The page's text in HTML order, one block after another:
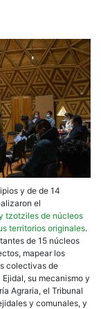
y de de 14
el
tzotziles de núcleos
territorios originales.
de 15 núcleos
mapear los
colectivas de
su mecanismo y
Agraria, el Tribunal
y comunales, y